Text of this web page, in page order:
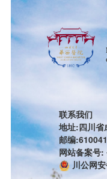
联系我们
地址:四川省
邮编:610041
网站备案号:
川公网